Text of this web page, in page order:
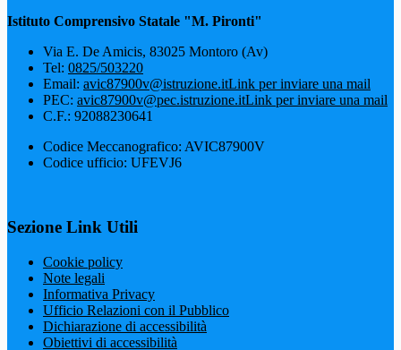
Istituto Comprensivo Statale "M. Pironti"
Via E. De Amicis, 83025 Montoro (Av)
Tel: 0825/503220
Email: avic87900v@istruzione.itLink per inviare una mail
PEC: avic87900v@pec.istruzione.itLink per inviare una mail
C.F.: 92088230641
Codice Meccanografico: AVIC87900V
Codice ufficio: UFEVJ6
Sezione Link Utili
Cookie policy
Note legali
Informativa Privacy
Ufficio Relazioni con il Pubblico
Dichiarazione di accessibilità
Obiettivi di accessibilità